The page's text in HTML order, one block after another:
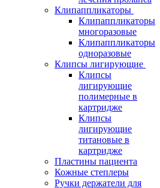
Клипаппликаторы
Клипаппликаторы
многоразовые
Клипаппликаторы
одноразовые
Клипсы лигирующие
Клипсы
лигирующие
полимерные в
картридже
Клипсы
лигирующие
титановые в
картридже
Пластины пациента
Кожные степлеры
Ручки держатели для